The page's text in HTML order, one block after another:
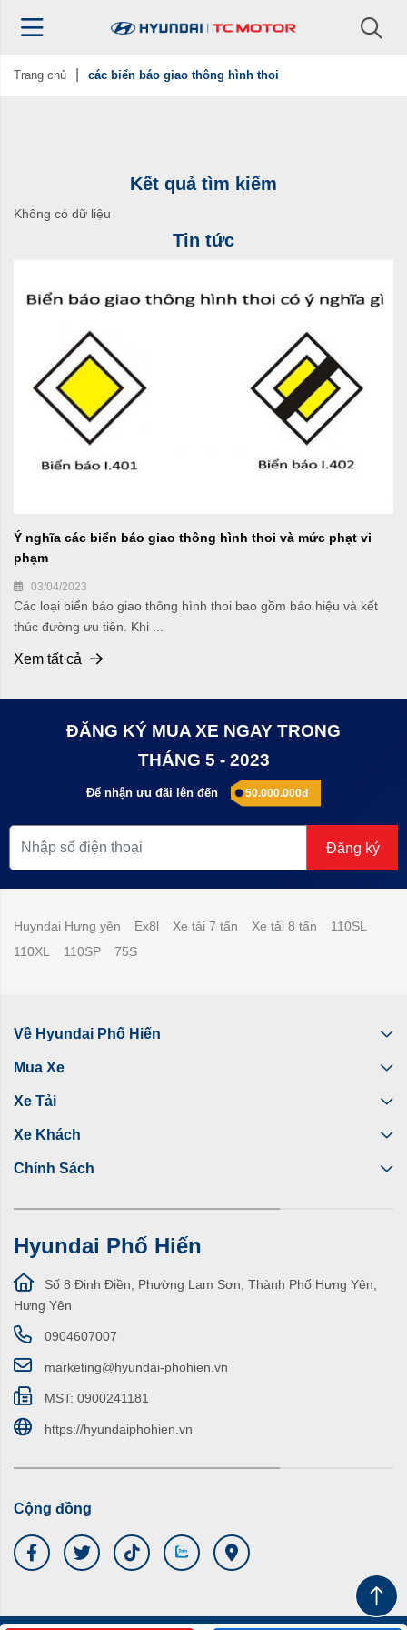
Trang chủ các biển báo giao thông hình thoi
Kết quả tìm kiếm
Không có dữ liệu
Tin tức
Ý nghĩa các biển báo giao thông hình thoi và mức phạt vi
phạm
03/04/2023
Các loại biển báo giao thông hình thoi bao gồm báo hiệu và kết
thúc đường ưu tiên. Khi ...
Xem tất cả
ĐĂNG KÝ MUA XE NGAY TRONG
THÁNG 5 - 2023
Để nhận ưu đãi lên đến 50.000.000đ
Đăng ký
Huyndai Hưng yên Ex8l Xe tải 7 tấn Xe tải 8 tấn
110SL
110XL
110SP 75S
Về Hyundai Phố Hiến
Mua Xe
Xe Tải
Xe Khách
Chính Sách
Hyundai Phố Hiến
Số 8 Đinh Điền, Phường Lam Sơn, Thành Phố Hưng Yên,
Hưng Yên
0904607007
marketing@hyundai-phohien.vn
MST: 0900241181
https://hyundaiphohien.vn
Cộng đồng